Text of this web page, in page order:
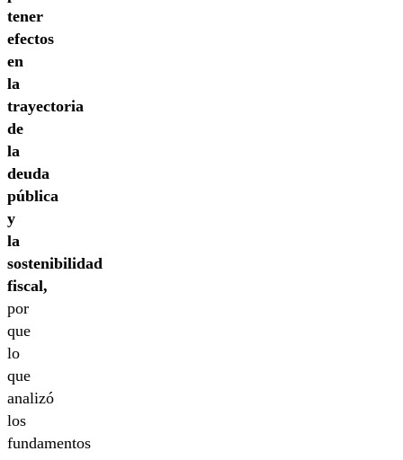
tener
efectos
en
la
trayectoria
de
la
deuda
pública
y
la
sostenibilidad
fiscal,
por
que
lo
que
analizó
los
fundamentos